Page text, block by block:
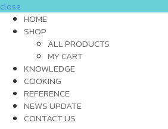
close
HOME
SHOP
ALL PRODUCTS
MY CART
KNOWLEDGE
COOKING
REFERENCE
NEWS UPDATE
CONTACT US